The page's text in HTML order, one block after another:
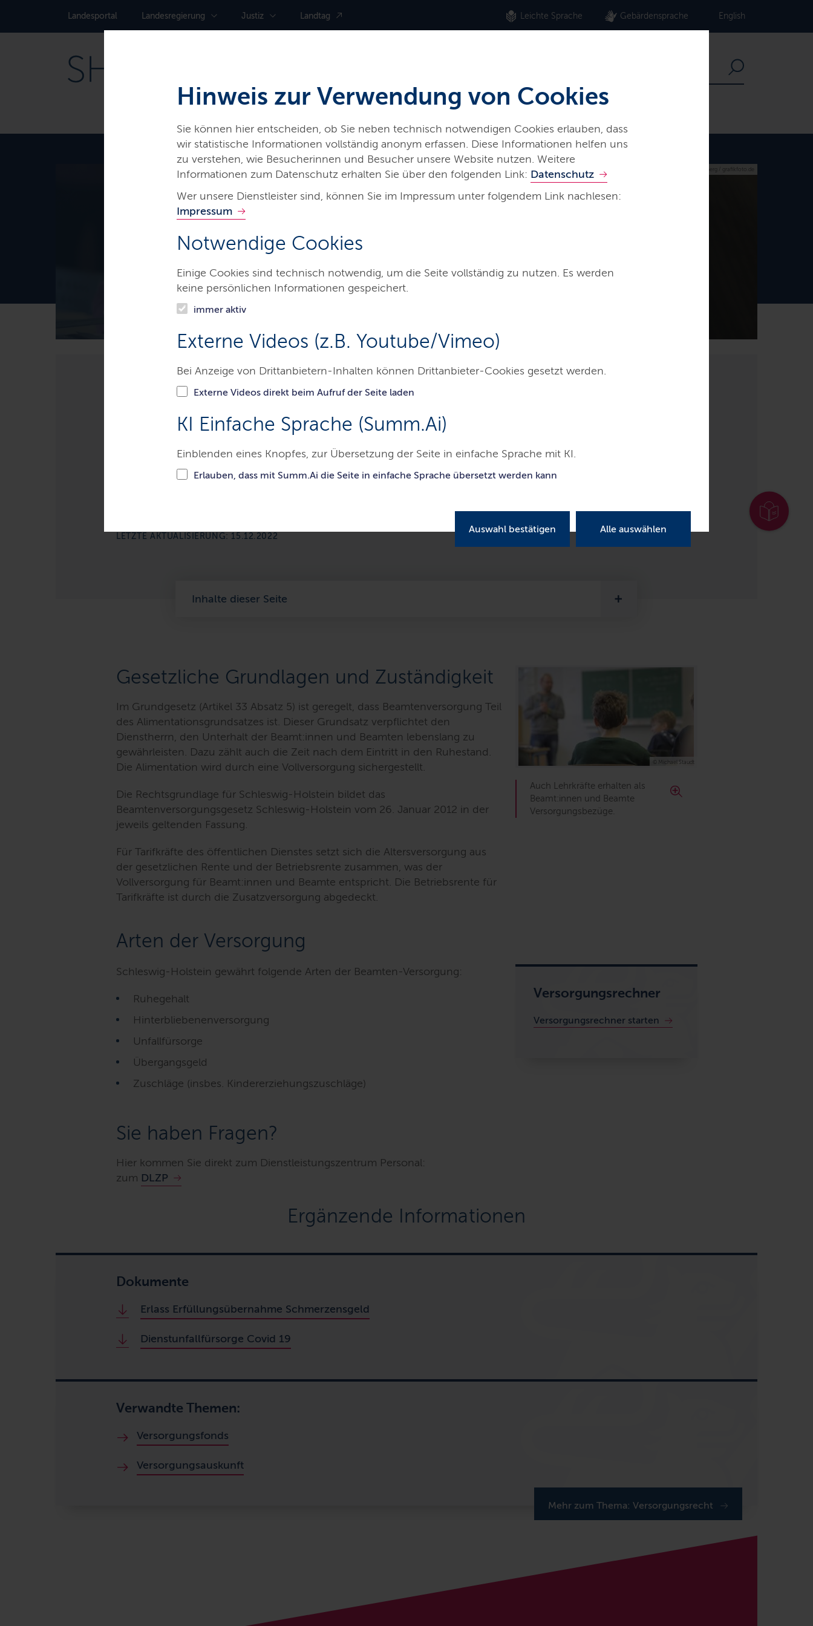
Hinweis zur Verwendung von Cookies
Sie können hier entscheiden, ob Sie neben technisch notwendigen Cookies erlauben, dass
wir statistische Informationen vollständig anonym erfassen. Diese Informationen helfen uns
zu verstehen, wie Besucherinnen und Besucher unsere Website nutzen. Weitere
Informationen zum Datenschutz erhalten Sie über den folgenden Link: Datenschutz
Wer unsere Dienstleister sind, können Sie im Impressum unter folgendem Link nachlesen:
Impressum
Notwendige Cookies
Einige Cookies sind technisch notwendig, um die Seite vollständig zu nutzen. Es werden
keine persönlichen Informationen gespeichert.
immer aktiv
Externe Videos (z.B. Youtube/Vimeo)
Bei Anzeige von Drittanbietern-Inhalten können Drittanbieter-Cookies gesetzt werden.
Externe Videos direkt beim Aufruf der Seite laden
KI Einfache Sprache (Summ.Ai)
Einblenden eines Knopfes, zur Übersetzung der Seite in einfache Sprache mit KI.
Erlauben, dass mit Summ.Ai die Seite in einfache Sprache übersetzt werden kann
Auswahl bestätigen Alle auswählen
Landes­portal Landes­regierung Justiz Landtag Leichte Sprache Gebärdensprache English
Versorgungsrecht
© R. Seeberg / grafikfoto.de
Finanzen Versorgungsrecht
Versorgungsrecht
LETZTE AKTUALISIERUNG: 15.12.2022
Inhalte dieser Seite
© Michael Staudt
Auch Lehrkräfte erhalten als
Beamt:innen und Beamte
Versorgungsbezüge.
Gesetzliche Grundlagen und Zuständigkeit
Im Grundgesetz (Artikel 33 Absatz 5) ist geregelt, dass Beamtenversorgung Teil
des Alimentationsgrundsatzes ist. Dieser Grundsatz verpflichtet den
Dienstherrn, den Unterhalt der Beamt:innen und Beamten lebenslang zu
gewährleisten. Dazu zählt auch die Zeit nach dem Eintritt in den Ruhestand.
Die Alimentation wird durch eine Vollversorgung sichergestellt.
Die Rechtsgrundlage für Schleswig-Holstein bildet das
Beamtenversorgungsgesetz Schleswig-Holstein vom 26. Januar 2012 in der
jeweils geltenden Fassung.
Für Tarifkräfte des öffentlichen Dienstes setzt sich die Altersversorgung aus
der gesetzlichen Rente und der Betriebsrente zusammen, was der
Vollversorgung für Beamt:innen und Beamte entspricht. Die Betriebsrente für
Tarifkräfte ist durch die Zusatzversorgung abgedeckt.
Arten der Versorgung
Versorgungsrechner
Versorgungsrechner starten
Schleswig-Holstein gewährt folgende Arten der Beamten-Versorgung:
Ruhegehalt
Hinterbliebenenversorgung
Unfallfürsorge
Übergangsgeld
Zuschläge (insbes. Kindererziehungszuschläge)
Sie haben Fragen?
Hier kommen Sie direkt zum Dienstleistungszentrum Personal:
zum DLZP
Ergänzende Informationen
Dokumente
Erlass Erfüllungsübernahme Schmerzensgeld
Dienstunfallfürsorge Covid 19
Verwandte Themen:
Versorgungsfonds
Versorgungsauskunft
Mehr zum Thema: Versorgungsrecht